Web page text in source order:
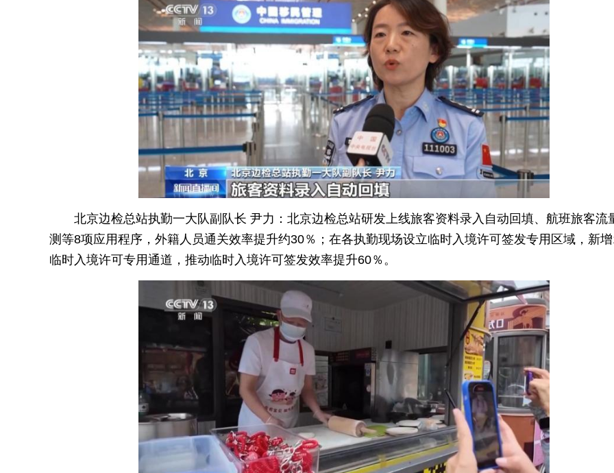
北京边检总站执勤一大队副队长 尹力：北京边检总站研发上线旅客资料录入自动回填、航班旅客流
测等8项应用程序，外籍人员通关效率提升约30％；在各执勤现场设立临时入境许可签发专用区域，新
临时入境许可专用通道，推动临时入境许可签发效率提升60％。